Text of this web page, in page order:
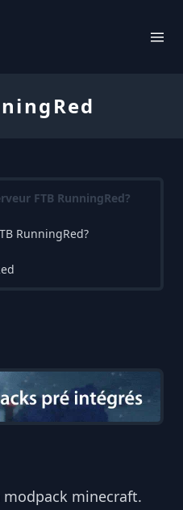
FTB RunningRed?
RunningRed?
modpack minecraft.